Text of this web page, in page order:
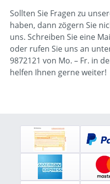
Sollten Sie Fragen zu
haben, dann zögern Sie
uns. Schreiben Sie eine
oder rufen Sie uns an
9872121 von Mo. – Fr. in
helfen Ihnen gerne weiter!